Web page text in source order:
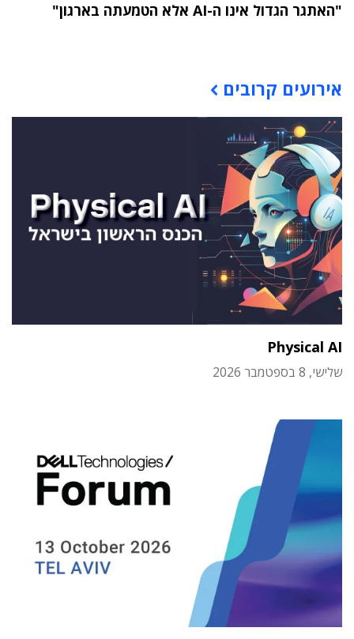
"האתגר הגדול אינו ה-AI אלא הטמעתה בארגון"
אירועים קרובים
Physical AI
שלישי, 8 בספטמבר 2026